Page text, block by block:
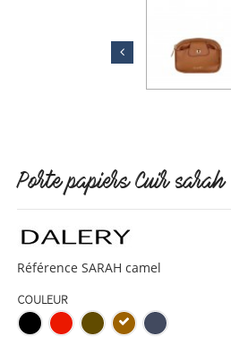
Porte papiers Cuir sarah
Référence SARAH camel
COULEUR